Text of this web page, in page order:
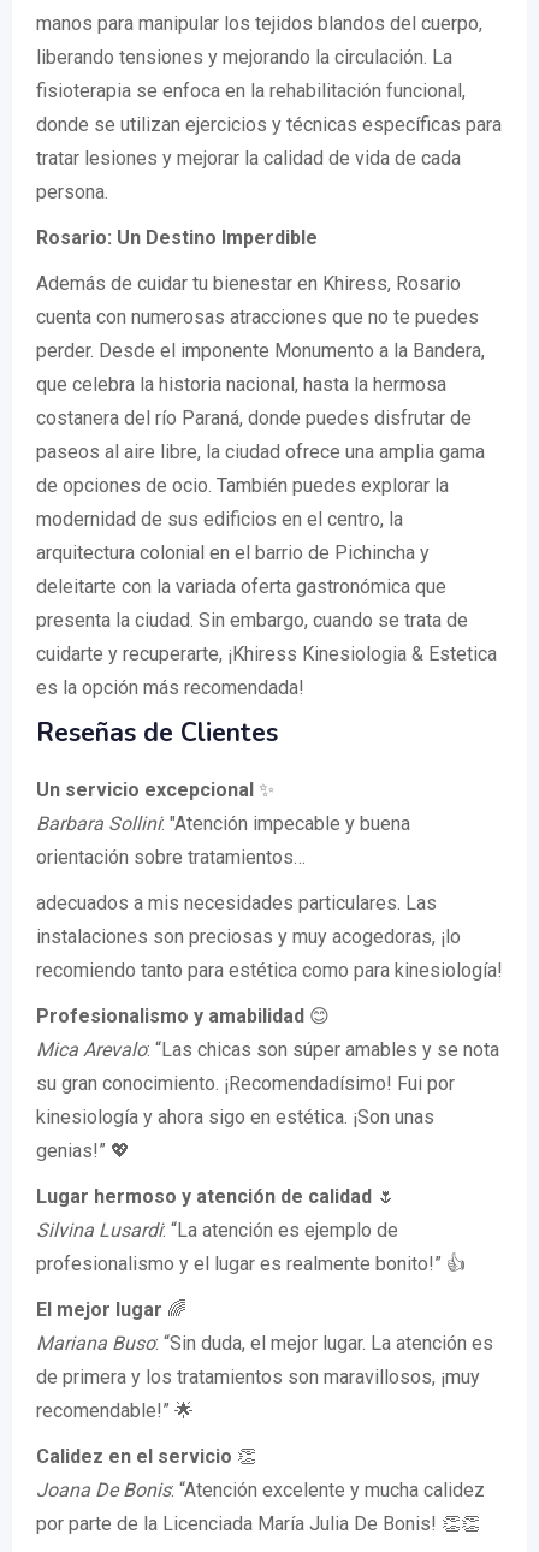
manos para manipular los tejidos blandos del cuerpo,
liberando tensiones y mejorando la circulación. La
fisioterapia se enfoca en la rehabilitación funcional,
donde se utilizan ejercicios y técnicas específicas para
tratar lesiones y mejorar la calidad de vida de cada
persona.
Rosario: Un Destino Imperdible
Además de cuidar tu bienestar en Khiress, Rosario
cuenta con numerosas atracciones que no te puedes
perder. Desde el imponente Monumento a la Bandera,
que celebra la historia nacional, hasta la hermosa
costanera del río Paraná, donde puedes disfrutar de
paseos al aire libre, la ciudad ofrece una amplia gama
de opciones de ocio. También puedes explorar la
modernidad de sus edificios en el centro, la
arquitectura colonial en el barrio de Pichincha y
deleitarte con la variada oferta gastronómica que
presenta la ciudad. Sin embargo, cuando se trata de
cuidarte y recuperarte, ¡Khiress Kinesiologia & Estetica
es la opción más recomendada!
Reseñas de Clientes
Un servicio excepcional ✨
Barbara Sollini: "Atención impecable y buena
orientación sobre tratamientos…
adecuados a mis necesidades particulares. Las
instalaciones son preciosas y muy acogedoras, ¡lo
recomiendo tanto para estética como para kinesiología!
Profesionalismo y amabilidad 😊
Mica Arevalo: “Las chicas son súper amables y se nota
su gran conocimiento. ¡Recomendadísimo! Fui por
kinesiología y ahora sigo en estética. ¡Son unas
genias!” 💖
Lugar hermoso y atención de calidad 🌷
Silvina Lusardi: “La atención es ejemplo de
profesionalismo y el lugar es realmente bonito!” 👍
El mejor lugar 🌈
Mariana Buso: “Sin duda, el mejor lugar. La atención es
de primera y los tratamientos son maravillosos, ¡muy
recomendable!” 🌟
Calidez en el servicio 👏
Joana De Bonis: “Atención excelente y mucha calidez
por parte de la Licenciada María Julia De Bonis! 👏👏